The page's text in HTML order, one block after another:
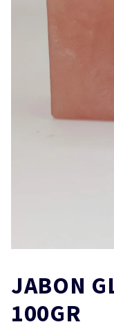
JABON
100GR